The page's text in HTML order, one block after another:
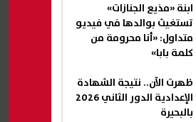
ابنة «مذيع الجنازات»
تستغيث بوالدها في فيديو
متداول: «أنا محرومة من
كلمة بابا»
ظهرت الآن.. نتيجة الشهادة
الإعدادية الدور الثاني 2026
بالبحيرة